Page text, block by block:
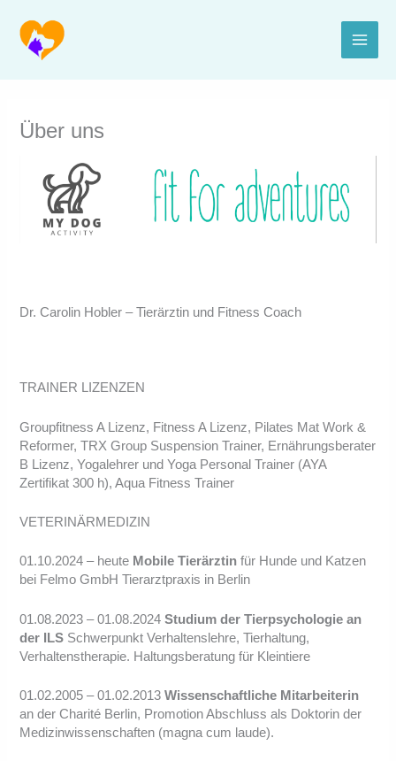
Inhalt
springen
Über uns
Dr. Carolin Hobler – Tierärztin und Fitness Coach
TRAINER LIZENZEN
Groupfitness A Lizenz, Fitness A Lizenz, Pilates Mat Work &
Reformer, TRX Group Suspension Trainer, Ernährungsberater
B Lizenz, Yogalehrer und Yoga Personal Trainer (AYA
Zertifikat 300 h), Aqua Fitness Trainer
VETERINÄRMEDIZIN
01.10.2024 – heute Mobile Tierärztin für Hunde und Katzen
bei Felmo GmbH Tierarztpraxis in Berlin
01.08.2023 – 01.08.2024Studium der Tierpsychologie an
der ILS Schwerpunkt Verhaltenslehre, Tierhaltung,
Verhaltenstherapie. Haltungsberatung für Kleintiere
01.02.2005 – 01.02.2013Wissenschaftliche Mitarbeiterin
an der Charité Berlin, Promotion Abschluss als Doktorin der
Medizinwissenschaften (magna cum laude).